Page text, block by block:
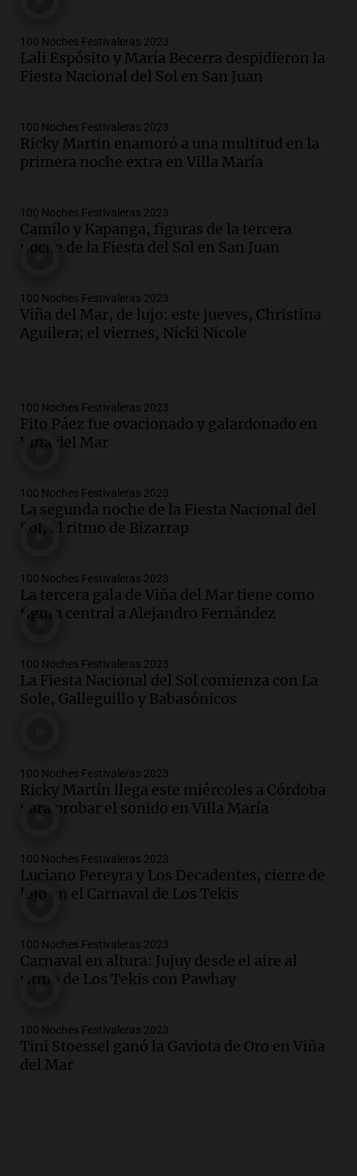
100 Noches Festivaleras 2023
Lali Espósito y María Becerra despidieron la
Fiesta Nacional del Sol en San Juan
100 Noches Festivaleras 2023
Ricky Martin enamoró a una multitud en la
primera noche extra en Villa María
100 Noches Festivaleras 2023
Camilo y Kapanga, figuras de la tercera
noche de la Fiesta del Sol en San Juan
100 Noches Festivaleras 2023
Viña del Mar, de lujo: este jueves, Christina
Aguilera; el viernes, Nicki Nicole
100 Noches Festivaleras 2023
Fito Páez fue ovacionado y galardonado en
Viña del Mar
100 Noches Festivaleras 2023
La segunda noche de la Fiesta Nacional del
Sol, al ritmo de Bizarrap
100 Noches Festivaleras 2023
La tercera gala de Viña del Mar tiene como
figura central a Alejandro Fernández
100 Noches Festivaleras 2023
La Fiesta Nacional del Sol comienza con La
Sole, Galleguillo y Babasónicos
100 Noches Festivaleras 2023
Ricky Martín llega este miércoles a Córdoba
para probar el sonido en Villa María
100 Noches Festivaleras 2023
Luciano Pereyra y Los Decadentes, cierre de
lujo en el Carnaval de Los Tekis
100 Noches Festivaleras 2023
Carnaval en altura: Jujuy desde el aire al
ritmo de Los Tekis con Pawhay
100 Noches Festivaleras 2023
Tini Stoessel ganó la Gaviota de Oro en Viña
del Mar